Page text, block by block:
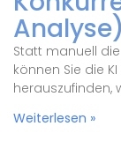
Statt manuell
können Sie die
herauszufinden,
Weiterlesen »